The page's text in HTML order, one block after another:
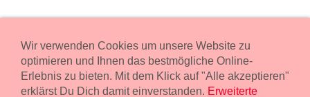
Miete unser Haus bei Wiener Neustadt für Deine Party mit
Übernachtung.
freilaender.at
Wir verwenden Cookies um unsere Website zu
optimieren und Ihnen das bestmögliche Online-
Erlebnis zu bieten. Mit dem Klick auf "Alle akzeptieren"
erklärst Du Dich damit einverstanden. Erweiterte